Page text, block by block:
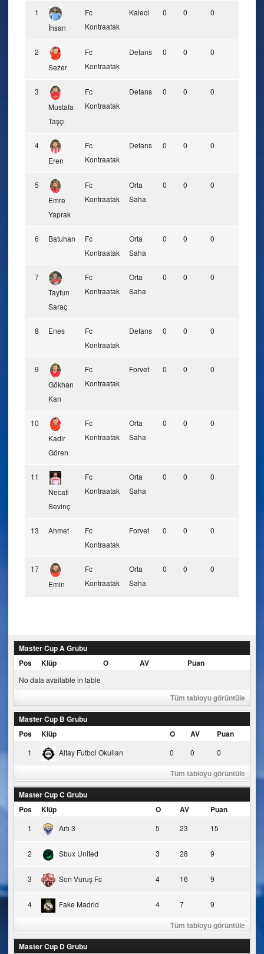
1
İhsan
Fc
Kontraatak
Kaleci 0 0 0
2
Sezer
Fc
Kontraatak
Defans 0 0 0
3
Mustafa
Taşçı
Fc
Kontraatak
Defans 0 0 0
4
Eren
Fc
Kontraatak
Defans 0 0 0
5
Emre
Yaprak
Fc
Kontraatak
Orta
Saha
0 0 0
6 Batuhan
Fc
Kontraatak
Orta
Saha
0 0 0
7
Tayfun
Saraç
Fc
Kontraatak
Orta
Saha
0 0 0
8 Enes
Fc
Kontraatak
Defans 0 0 0
9
Gökhan
Kan
Fc
Kontraatak
Forvet 0 0 0
10
Kadir
Gören
Fc
Kontraatak
Orta
Saha
0 0 0
11
Necati
Sevinç
Fc
Kontraatak
Orta
Saha
0 0 0
13 Ahmet
Fc
Kontraatak
Forvet 0 0 0
17
Emin
Fc
Kontraatak
Orta
Saha
0 0 0
Master Cup A Grubu
Pos
Klüp O AV Puan
No data available in table
Tüm tabloyu görüntüle
Master Cup B Grubu
Pos
Klüp O AV Puan
1 Altay Futbol Okulları 0 0 0
Tüm tabloyu görüntüle
Master Cup C Grubu
Pos
Klüp O AV Puan
1 Artı 3 5 23 15
2 Sbux United 3 28 9
3 Son Vuruş Fc 4 16 9
4 Fake Madrid 4 7 9
Tüm tabloyu görüntüle
Master Cup D Grubu